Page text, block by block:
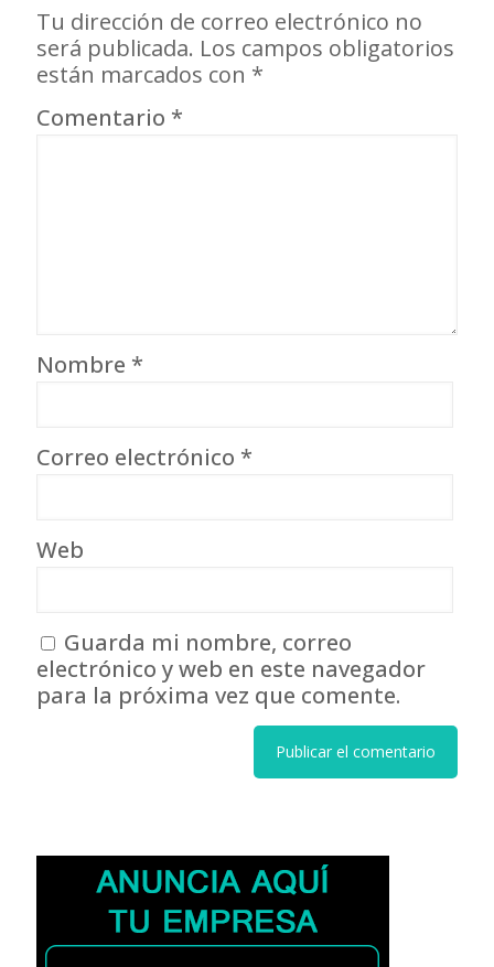
Tu dirección de correo electrónico no
será publicada. Los campos obligatorios
están marcados con *
Comentario *
Nombre *
Correo electrónico *
Web
Guarda mi nombre, correo
electrónico y web en este navegador
para la próxima vez que comente.